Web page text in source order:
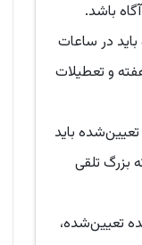
باشد.
در ساعات
و تعطیلات
باید
بزرگ تلقی
تعیین‌شده،